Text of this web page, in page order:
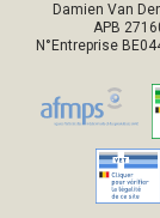
Damien Van
APB
N°Entreprise